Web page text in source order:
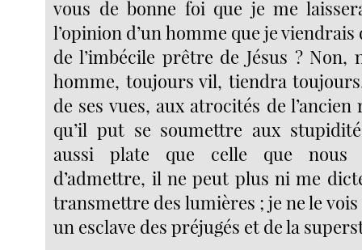
vous de bonne foi que je me
l’opinion d’un homme que je
de l’imbécile prêtre de Jésus ? Non,
homme, toujours vil, tiendra
de ses vues, aux atrocités de
qu’il put se soumettre aux
aussi plate que celle que nous
d’admettre, il ne peut plus ni me
transmettre des lumières ; je ne le
un esclave des préjugés et de la